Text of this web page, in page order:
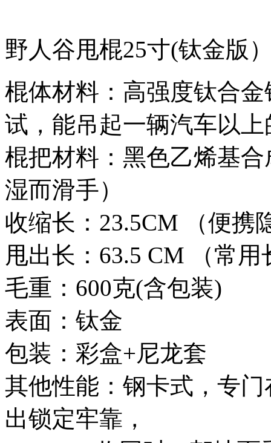
野人谷甩棍25寸(钛金版
棍体材料：高强度钛合
试，能吊起一辆汽车以
棍把材料：黑色乙烯基
湿而滑手）
收缩长：23.5CM （便携
甩出长：63.5 CM （常用
毛重：600克(含包装)
表面：钛金
包装：彩盒+尼龙套
其他性能：钢卡式，专
出锁定牢靠，